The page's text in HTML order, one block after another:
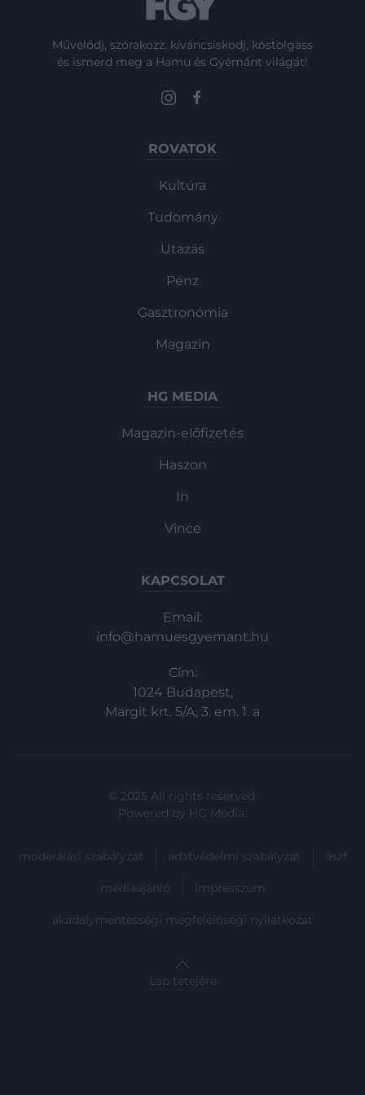
Művelődj, szórakozz, kíváncsiskodj, kóstolgass
és ismerd meg a Hamu és Gyémánt világát!
ROVATOK
Kultúra
Tudomány
Utazás
Pénz
Gasztronómia
Magazin
HG MEDIA
Magazin-előfizetés
Haszon
In
Vince
KAPCSOLAT
Email:
info@hamuesgyemant.hu
Cím:
1024 Budapest,
Margit krt. 5/A, 3. em. 1. a
© 2025 All rights reserved.
Powered by HG Media.
moderálási szabályzat adatvédelmi szabályzat ászf
médiaajánló impresszum
akadálymentességi megfelelőségi nyilatkozat
Lap tetejére